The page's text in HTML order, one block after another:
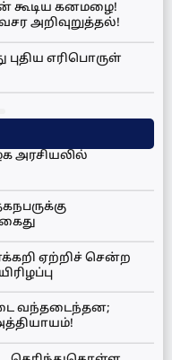
கூடிய கனமழை!
அறிவுறுத்தல்!
புதிய எரிபொருள்
அரசியலில்
ஏற்றிச் சென்ற
வந்தடைந்தன;